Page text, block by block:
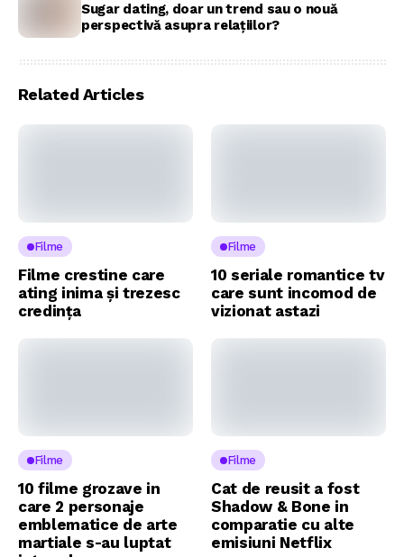
Sugar dating, doar un trend sau o nouă
perspectivă asupra relațiilor?
Related Articles
Filme
Filme crestine care
ating inima și trezesc
credința
Filme
10 seriale romantice tv
care sunt incomod de
vizionat astazi
Filme
10 filme grozave in
care 2 personaje
emblematice de arte
martiale s-au luptat
Filme
Cat de reusit a fost
Shadow & Bone in
comparatie cu alte
emisiuni Netflix